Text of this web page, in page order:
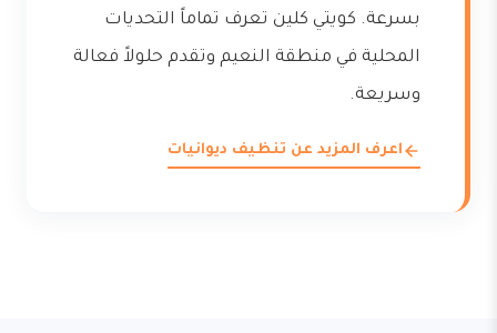
بسرعة. كويتي كلين تعرف تماماً التحديات
المحلية في منطقة النعيم وتقدم حلولاً فعالة
وسريعة.
اعرف المزيد عن تنظيف ديوانيات